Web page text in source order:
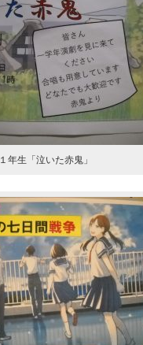
１年生「泣いた赤鬼」